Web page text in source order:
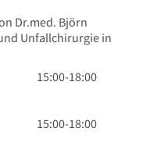
Dr.med. Björn
Unfallchirurgie in
15
18
15:00-18:00
15
15:00-18:00